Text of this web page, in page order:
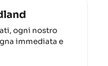
ogni nostro
immediata e